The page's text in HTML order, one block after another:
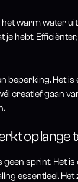
warm water
je hebt.
beperking. Het
creatief gaan
op lange
sprint. Het is
essentieel.